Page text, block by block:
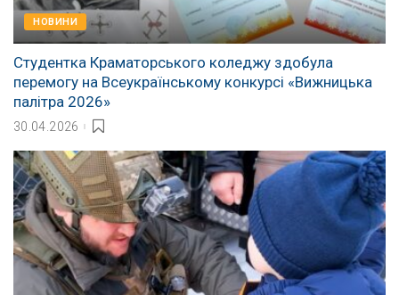
НОВИНИ
Студентка Краматорського коледжу здобула
перемогу на Всеукраїнському конкурсі «Вижницька
палітра 2026»
30.04.2026